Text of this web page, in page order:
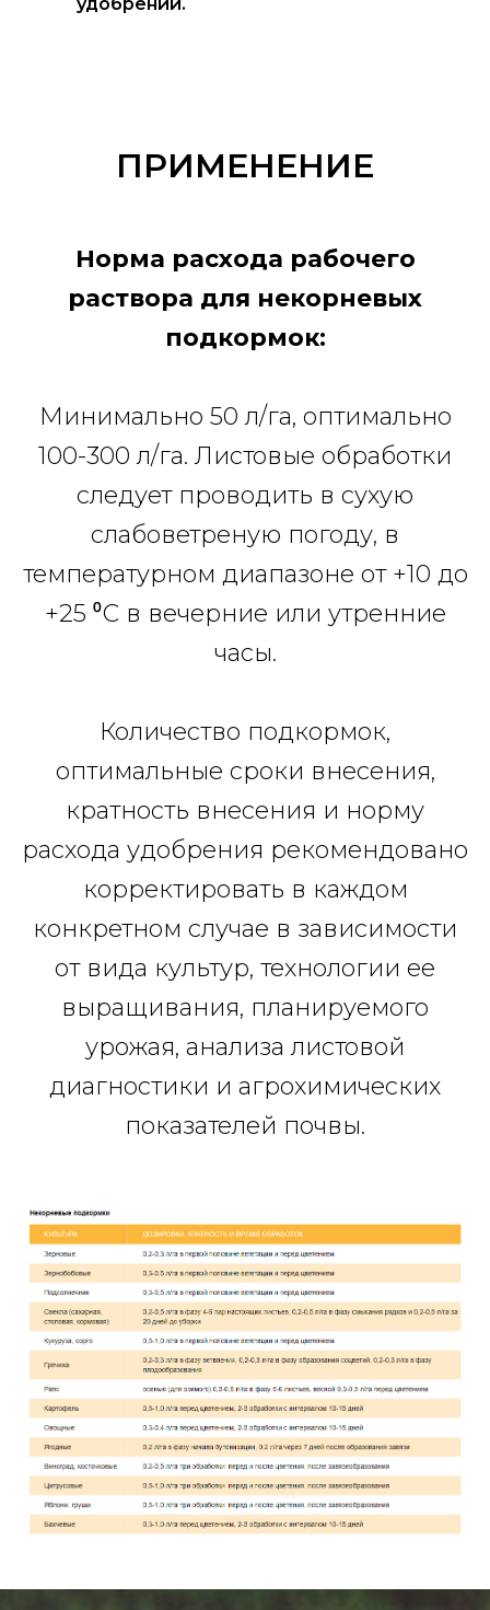
ПРИМЕНЕНИЕ
Норма расхода рабочего
раствора для некорневых
подкормок:
Минимально 50 л/га, оптимально
100-300 л/га. Листовые обработки
следует проводить в сухую
слабоветреную погоду, в
температурном диапазоне от +10 до
+25 ⁰С в вечерние или утренние
часы.
Количество подкормок,
оптимальные сроки внесения,
кратность внесения и норму
расхода удобрения рекомендовано
корректировать в каждом
конкретном случае в зависимости
от вида культур, технологии ее
выращивания, планируемого
урожая, анализа листовой
диагностики и агрохимических
показателей почвы.